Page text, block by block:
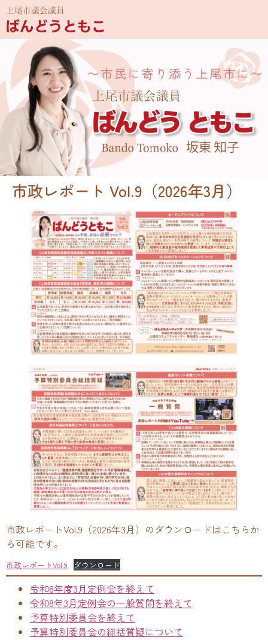
市政レポート Vol.9（2026年3月）
市政レポートVol.9（2026年3月）のダウンロードはこちらか
ら可能です。
市政レポートVol.9 ダウンロード
令和8年度3月定例会を終えて
令和8年3月定例会の一般質問を終えて
予算特別委員会を終えて
予算特別委員会の総括質疑について